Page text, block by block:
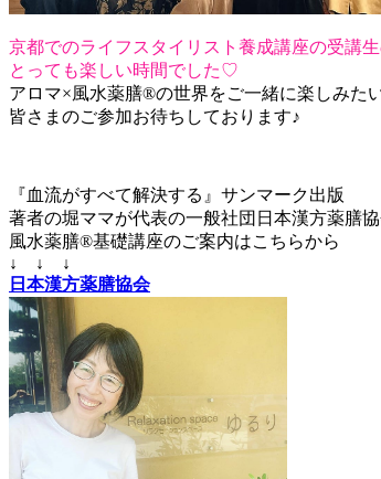
京都でのライフスタイリスト養成講座の受講生
とっても楽しい時間でした♡
アロマ×風水薬膳®︎の世界をご一緒に楽しみた
皆さまのご参加お待ちしております♪
『血流がすべて解決する』サンマーク出版
著者の堀ママが代表の一般社団日本漢方薬膳協
風水薬膳®基礎講座のご案内はこちらから
↓ ↓ ↓
日本漢方薬膳協会